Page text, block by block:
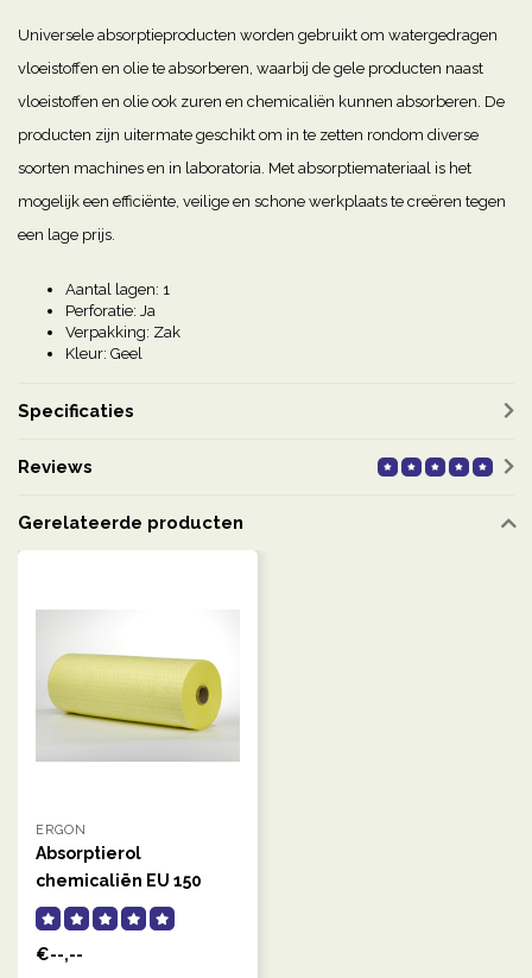
Universele absorptieproducten worden gebruikt om watergedragen
vloeistoffen en olie te absorberen, waarbij de gele producten naast
vloeistoffen en olie ook zuren en chemicaliën kunnen absorberen. De
producten zijn uitermate geschikt om in te zetten rondom diverse
soorten machines en in laboratoria. Met absorptiemateriaal is het
mogelijk een efficiënte, veilige en schone werkplaats te creëren tegen
een lage prijs.
Aantal lagen: 1
Perforatie: Ja
Verpakking: Zak
Kleur: Geel
Specificaties
Reviews
Gerelateerde producten
ERGON
Absorptierol
chemicaliën EU 150
Absorptierol
€--,--